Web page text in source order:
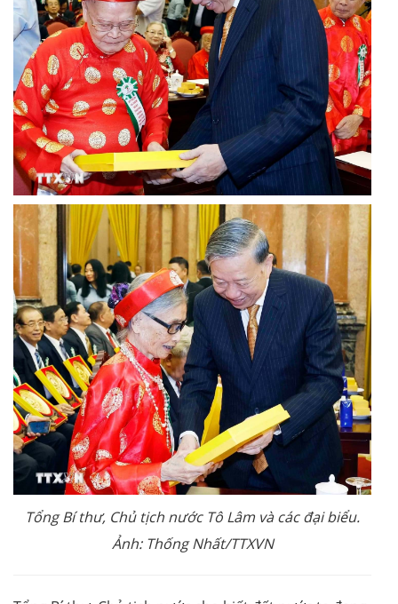
Tổng Bí thư, Chủ tịch nước Tô Lâm và các đại biểu.
Ảnh: Thống Nhất/TTXVN